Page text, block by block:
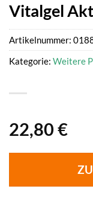
Vitalgel
22,80 €
Artikelnummer:
Kategorie: Weitere